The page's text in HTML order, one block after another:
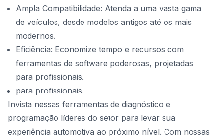
Ampla Compatibilidade: Atenda a uma vasta gama
de veículos, desde modelos antigos até os mais
modernos.
Eficiência: Economize tempo e recursos com
ferramentas de software poderosas, projetadas
para profissionais.
para profissionais.
Invista nessas ferramentas de diagnóstico e
programação líderes do setor para levar sua
experiência automotiva ao próximo nível. Com nossas